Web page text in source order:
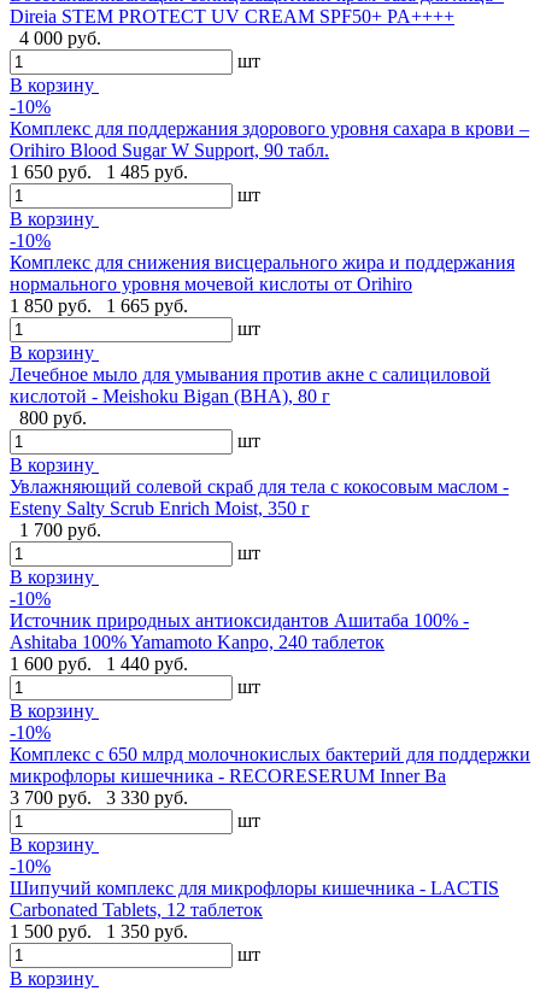
Direia STEM PROTECT UV CREAM SPF50+ PA++++
4 000 руб.
шт
В корзину
-10%
Комплекс для поддержания здорового уровня сахара в крови –
Orihiro Blood Sugar W Support, 90 табл.
1 650 руб.
1 485 руб.
шт
В корзину
-10%
Комплекс для снижения висцерального жира и поддержания
нормального уровня мочевой кислоты от Orihiro
1 850 руб.
1 665 руб.
шт
В корзину
Лечебное мыло для умывания против акне с салициловой
кислотой - Meishoku Bigan (BHA), 80 г
800 руб.
шт
В корзину
Увлажняющий солевой скраб для тела с кокосовым маслом -
Esteny Salty Scrub Enrich Moist, 350 г
1 700 руб.
шт
В корзину
-10%
Источник природных антиоксидантов Ашитаба 100% -
Ashitaba 100% Yamamoto Kanpo, 240 таблеток
1 600 руб.
1 440 руб.
шт
В корзину
-10%
Комплекс с 650 млрд молочнокислых бактерий для поддержки
микрофлоры кишечника - RECORESERUM Inner Ba
3 700 руб.
3 330 руб.
шт
В корзину
-10%
Шипучий комплекс для микрофлоры кишечника - LACTIS
Carbonated Tablets, 12 таблеток
1 500 руб.
1 350 руб.
шт
В корзину